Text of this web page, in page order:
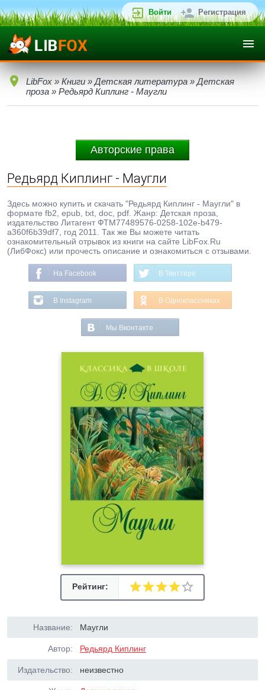
Войти Регистрация
LibFox » Книги » Детская литература » Детская
проза » Редьярд Киплинг - Маугли
Авторские права
Редьярд Киплинг - Маугли
Здесь можно купить и скачать "Редьярд Киплинг - Маугли" в
формате fb2, epub, txt, doc, pdf. Жанр: Детская проза,
издательство Литагент ФТМ77489576-0258-102e-b479-
a360f6b39df7, год 2011. Так же Вы можете читать
ознакомительный отрывок из книги на сайте LibFox.Ru
(ЛибФокс) или прочесть описание и ознакомиться с отзывами.
На Facebook В Твиттере
В Instagram В Одноклассниках
Мы Вконтакте
Рейтинг:
Название: Маугли
Автор: Редьярд Киплинг
Издательство: неизвестно